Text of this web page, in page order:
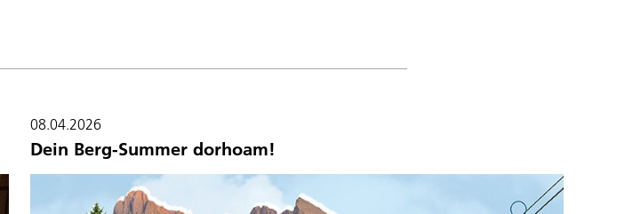
08.04.2026
Dein Berg-Summer dorhoam!